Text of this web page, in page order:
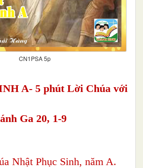
CN1PSA 5p
A- 5 phút Lời Chúa với
Ga 20, 1-9
Nhật Phục Sinh, năm A.